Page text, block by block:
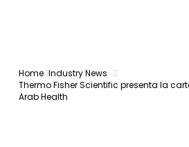
Home Industry News
Thermo Fisher Scientific presenta la
Arab Health